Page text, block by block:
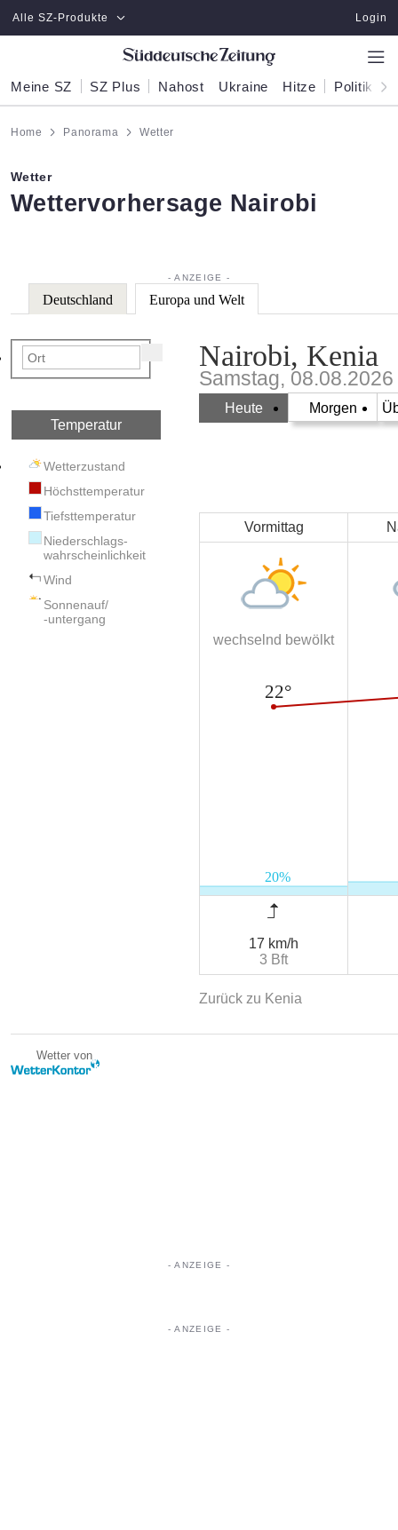
Zum Hauptinhalt springen
Alle SZ-Produkte Login
Meine SZ SZ Plus Nahost Ukraine Hitze Politik
Home Panorama Wetter
Wetter
:
Wettervorhersage Nairobi
Deutschland Europa und Welt
Temperatur
Wetterzustand
Höchsttemperatur
Tiefsttemperatur
Niederschlags-
wahrscheinlichkeit
Wind
Sonnenauf/
-untergang
Nairobi, Kenia
Samstag, 08.08.2026
Heute Morgen
Vormittag
wechselnd bewölkt
17 km/h
3 Bft
Zurück zu Kenia
Wetter von